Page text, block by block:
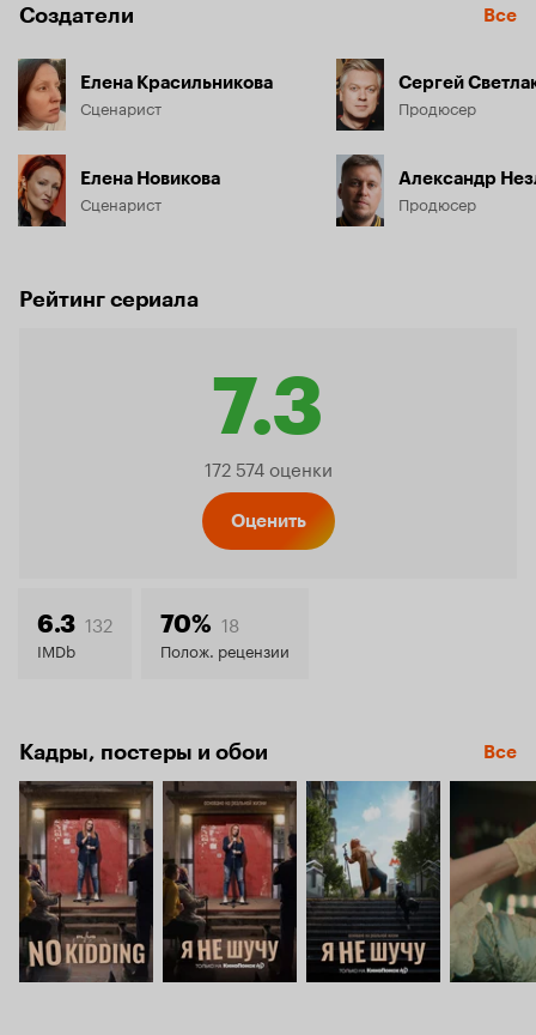
Создатели Все
Елена Красильникова
Сценарист
Елена Новикова
Сценарист
Сергей
Продюсер
Александр
Продюсер
Рейтинг сериала
7.3
Рейтинг
7.3
172 574 оценки
Оценить
6.3 132
IMDb
70% 18
Полож. рецензии
Кадры, постеры и обои Все